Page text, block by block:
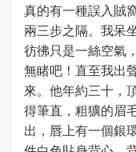
真的有一種誤入賊
兩三步之隔。我呆
彷彿只是一絲空氣
無睹吧！直至我出
來。他年約三十，
得筆直，粗獷的眉
出，唇上有一個銀